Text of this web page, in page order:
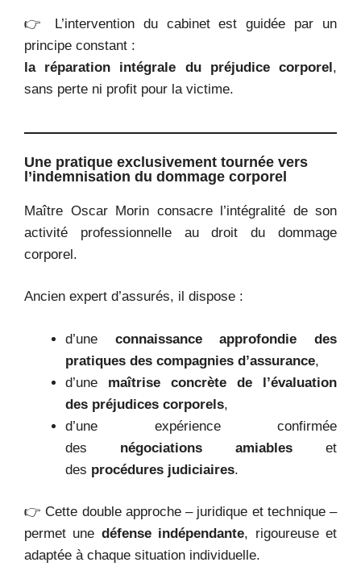
👉 L’intervention du cabinet est guidée par un
principe constant :
la réparation intégrale du préjudice corporel ,
sans perte ni profit pour la victime.
Une pratique exclusivement tournée vers
l’indemnisation du dommage corporel
Maître Oscar Morin consacre l’intégralité de son
activité professionnelle au droit du dommage
corporel.
Ancien expert d’assurés, il dispose :
d’une connaissance approfondie des
pratiques des compagnies d’assurance,
d’une maîtrise concrète de l’évaluation
des préjudices corporels,
d’une expérience confirmée
des négociations amiables et
des procédures judiciaires.
👉 Cette double approche – juridique et technique –
permet une défense indépendante, rigoureuse et
adaptée à chaque situation individuelle.